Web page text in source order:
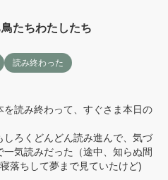
たちわたしたち
読み終わった
を読み終わって、すぐさま本日の
しろくどんどん読み進んで、気づ
一気読みだった（途中、知らぬ間
落ちして夢まで見ていたけど)